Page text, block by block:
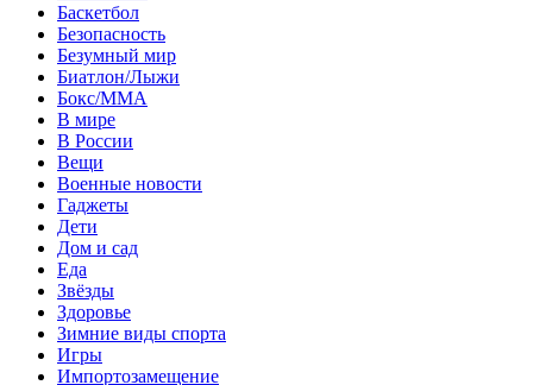
Баскетбол
Безопасность
Безумный мир
Биатлон/Лыжи
Бокс/MMA
В мире
В России
Вещи
Военные новости
Гаджеты
Дети
Дом и сад
Еда
Звёзды
Здоровье
Зимние виды спорта
Игры
Импортозамещение